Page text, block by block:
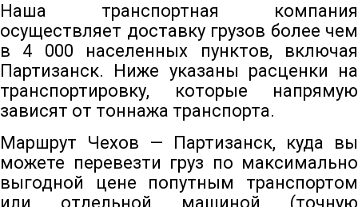
Наша транспортная компания
осуществляет доставку грузов более чем
в 4 000 населенных пунктов, включая
Партизанск. Ниже указаны расценки на
транспортировку, которые напрямую
зависят от тоннажа транспорта.
Маршрут Чехов — Партизанск, куда вы
можете перевезти груз по максимально
выгодной цене попутным транспортом
или отдельной машиной (точную